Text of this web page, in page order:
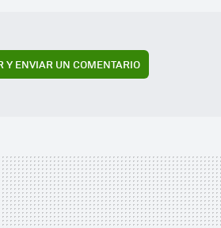
Y ENVIAR UN COMENTARIO